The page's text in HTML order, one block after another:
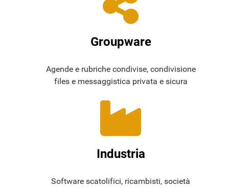
Groupware
Agende e rubriche condivise, condivisione
files e messaggistica privata e sicura
Industria
Software scatolifici, ricambisti, società